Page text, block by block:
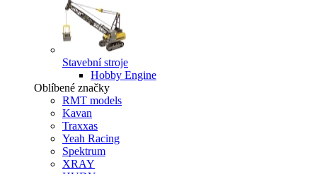
Stavební stroje
Hobby Engine
Oblíbené značky
RMT models
Kavan
Traxxas
Yeah Racing
Spektrum
XRAY